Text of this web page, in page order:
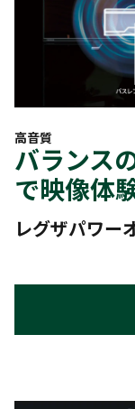
高音質
バランス
で映像体
レグザパワー